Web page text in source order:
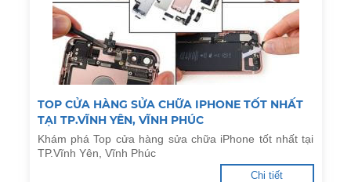
TOP CỬA HÀNG SỬA CHỮA IPHONE TỐT NHẤT
TẠI TP.VĨNH YÊN, VĨNH PHÚC
Khám phá Top cửa hàng sửa chữa iPhone tốt nhất tại
TP.Vĩnh Yên, Vĩnh Phúc
Chi tiết